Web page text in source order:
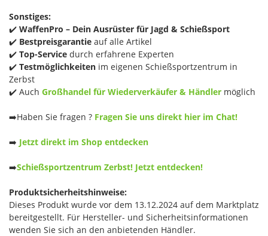
Sonstiges:
✔️ WaffenPro – Dein Ausrüster für Jagd & Schießsport
✔️ Bestpreisgarantie auf alle Artikel
✔️ Top-Service durch erfahrene Experten
✔️ Testmöglichkeiten im eigenen Schießsportzentrum in
Zerbst
✔️ Auch Großhandel für Wiederverkäufer & Händler möglich
➡️Haben Sie fragen ? Fragen Sie uns direkt hier im Chat!
➡️ Jetzt direkt im Shop entdecken
➡️Schießsportzentrum Zerbst! Jetzt entdecken!
Produktsicherheitshinweise:
Dieses Produkt wurde vor dem 13.12.2024 auf dem Marktplatz
bereitgestellt. Für Hersteller- und Sicherheitsinformationen
wenden Sie sich an den anbietenden Händler.